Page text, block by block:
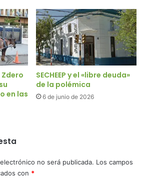
en las
SECHEEP y el «libre deuda»
de la polémica
6 de junio de 2026
no será publicada. Los campos
con *